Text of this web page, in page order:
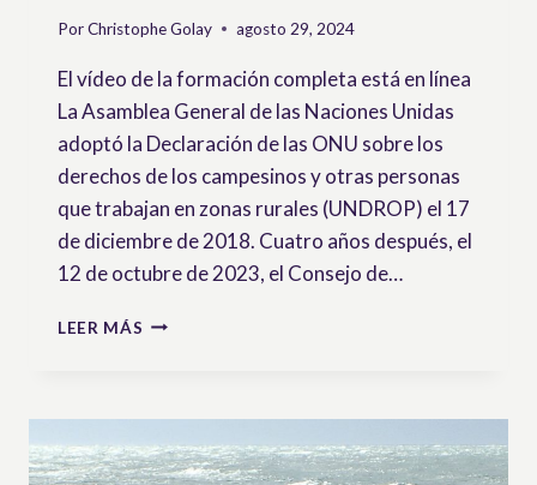
PorChristophe Golay agosto 29, 2024
El vídeo de la formación completa está en línea
La Asamblea General de las Naciones Unidas
adoptó la Declaración de las ONU sobre los
derechos de los campesinos y otras personas
que trabajan en zonas rurales (UNDROP) el 17
de diciembre de 2018. Cuatro años después, el
12 de octubre de 2023, el Consejo de…
LEER MÁS VÍDEO
EL
GRUPO
DE